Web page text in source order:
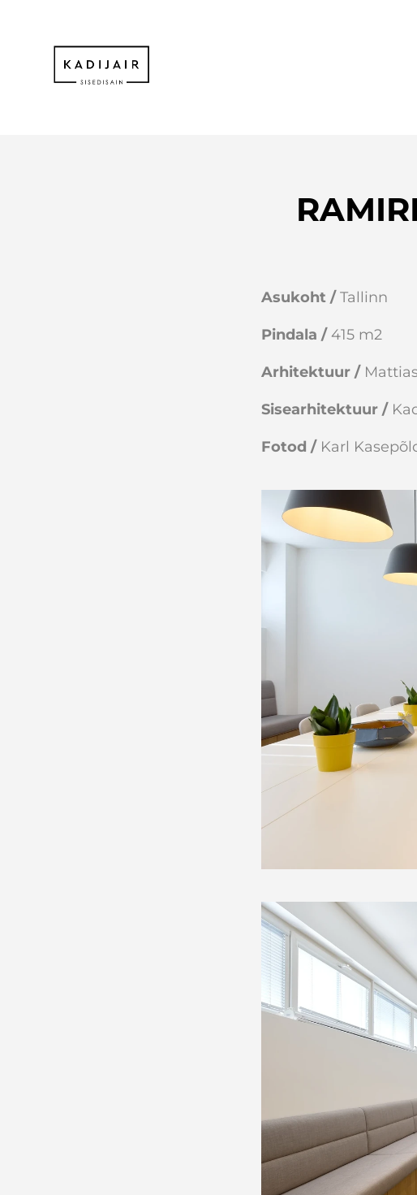
Asukoht /Tallinn
Pindala / 415 m2
Arhitektuur /
Sisearhitektuur /
Fotod /Karl